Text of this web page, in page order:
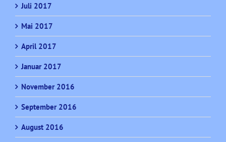
Juli 2017
Mai 2017
April 2017
Januar 2017
November 2016
September 2016
August 2016